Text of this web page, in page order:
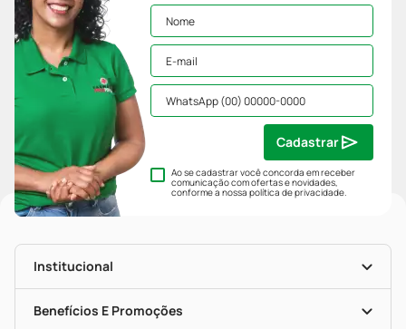
Ao se cadastrar você concorda em receber
comunicação com ofertas e novidades,
conforme a nossapolítica de privacidade.
Cadastrar
Institucional
História
Nossas Lojas
Benefícios E Promoções